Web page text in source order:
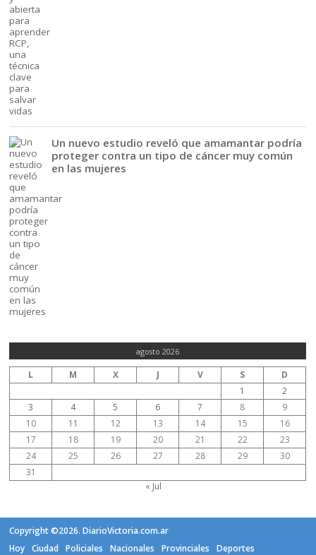
Un nuevo estudio reveló que amamantar podría
proteger contra un tipo de cáncer muy común
en las mujeres
agosto 2026
L M X J V S
D
1
2
3
4 5 6 7 8
9
10
11 12 13 14 15
16
17
18 19 20 21 22
23
24
25 26 27 28 29
30
31
« Jul
Copyright ©2026. DiarioVictoria.com.ar
Hoy
Ciudad Policiales Nacionales Provinciales Deportes